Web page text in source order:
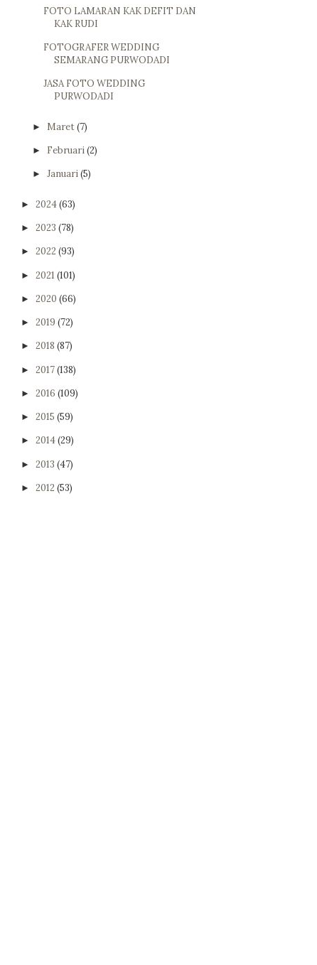
FOTO LAMARAN KAK DEFIT DAN
KAK RUDI
FOTOGRAFER WEDDING
SEMARANG PURWODADI
JASA FOTO WEDDING
PURWODADI
► Maret(7)
► Februari(2)
► Januari(5)
► 2024(63)
► 2023 (78)
► 2022 (93)
► 2021 (101)
► 2020 (66)
► 2019 (72)
► 2018 (87)
► 2017(138)
► 2016 (109)
► 2015 (59)
► 2014(29)
► 2013 (47)
► 2012 (53)